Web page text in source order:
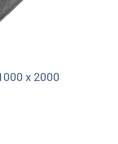
x 2000